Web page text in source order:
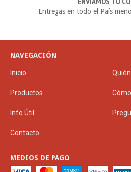
Entregas en todo el País
NAVEGACIÓN
Inicio
Productos
Info Útil
Contacto
MEDIOS DE PAGO